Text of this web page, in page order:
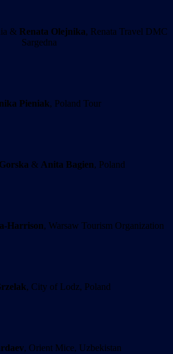
& Renata Olejnika, Renata Travel DMC
Sargedna
Pieniak, Poland Tour
& Anita Bagien, Poland
Harrison, Warsaw Tourism Organization
, City of Lodz, Poland
, Orient Mice, Uzbekistan